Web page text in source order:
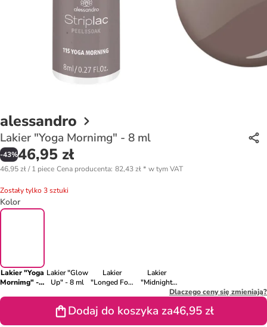
alessandro
Lakier "Yoga Mornimg" - 8 ml
-43%46,95 zł
46,95 zł / 1 piece Cena producenta: 82,43 zł* w tym VAT
Zostały tylko 3 sztuki
Kolor
Lakier "Yoga
Mornimg" - 8
Lakier "Glow
Up" - 8 ml
Lakier
"Longed For"
Lakier
"Midnight
Black" - 8 mlDlaczego ceny się zmieniają?
Dodaj do koszyka za46,95 zł